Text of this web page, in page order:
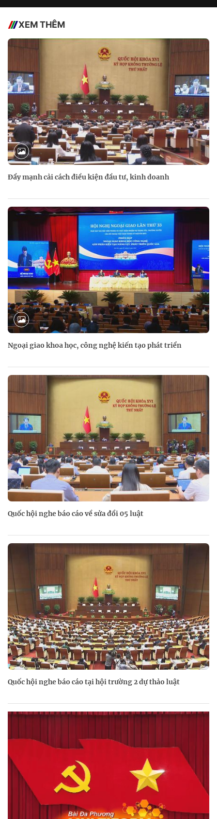
XEM THÊM
Đẩy mạnh cải cách điều kiện đầu tư, kinh doanh
Ngoại giao khoa học, công nghệ kiến tạo phát triển
Quốc hội nghe báo cáo về sửa đổi 05 luật
Quốc hội nghe báo cáo tại hội trường 2 dự thảo luật